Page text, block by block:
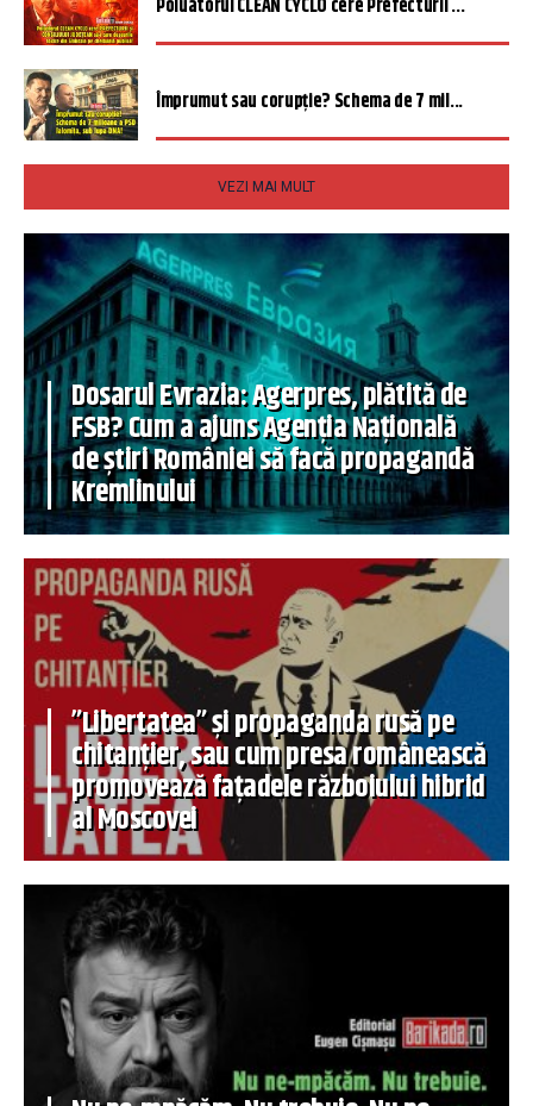
Poluatorul CLEAN CYCLO cere Prefecturii ...
Împrumut sau corupție? Schema de 7 mil...
VEZI MAI MULT
Dosarul Evrazia: Agerpres, plătită de
FSB? Cum a ajuns Agenția Națională
de știri României să facă propagandă
Kremlinului
”Libertatea” și propaganda rusă pe
chitanțier, sau cum presa românească
promovează fațadele războiului hibrid
al Moscovei